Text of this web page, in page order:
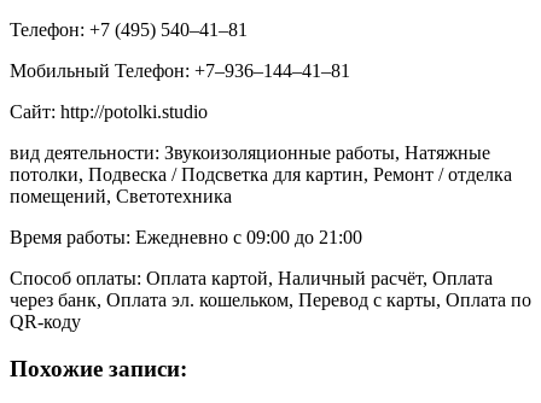
Телефон: +7 (495) 540‒41‒81
Мобильный Телефон: +7‒936‒144‒41‒81
Сайт: http://potolki.studio
вид деятельности: Звукоизоляционные работы, Натяжные
потолки, Подвеска / Подсветка для картин, Ремонт / отделка
помещений, Светотехника
Время работы: Ежедневно с 09:00 до 21:00
Способ оплаты: Оплата картой, Наличный расчёт, Оплата
через банк, Оплата эл. кошельком, Перевод с карты, Оплата по
QR-коду
Похожие записи: